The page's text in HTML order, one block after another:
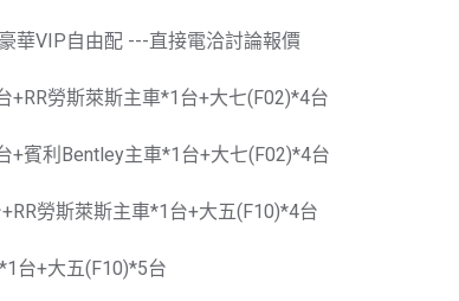
VIP自由配 ---直接電洽討論報價
勞斯萊斯主車*1台+大七(F02)*4台
利Bentley主車*1台+大七(F02)*4台
勞斯萊斯主車*1台+大五(F10)*4台
台+大五(F10)*5台